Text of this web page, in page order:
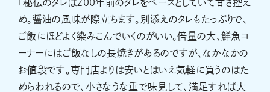
「秘伝のタレは200年前のタレをベースとしていて甘さ控え
め。醤油の風味が際立ちます。別添えのタレもたっぷりで、
ご飯にほどよく染みこんでいくのがいい。倍量の大、鮮魚コ
ーナーにはご飯なしの長焼きがあるのですが、なかなかの
お値段です。専門店よりは安いとはいえ気軽に買うのはた
めらわれるので、小さなうな重で味見して、満足すれば大